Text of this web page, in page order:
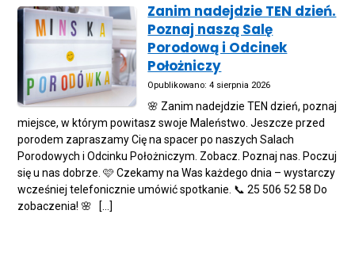
Zanim nadejdzie TEN dzień.
Poznaj naszą Salę
Porodową i Odcinek
Położniczy
Opublikowano: 4 sierpnia 2026
🌸 Zanim nadejdzie TEN dzień, poznaj
miejsce, w którym powitasz swoje Maleństwo. Jeszcze przed
porodem zapraszamy Cię na spacer po naszych Salach
Porodowych i Odcinku Położniczym. Zobacz. Poznaj nas. Poczuj
się u nas dobrze. 🩷 Czekamy na Was każdego dnia – wystarczy
wcześniej telefonicznie umówić spotkanie. 📞 25 506 52 58 Do
zobaczenia! 🌸 […]